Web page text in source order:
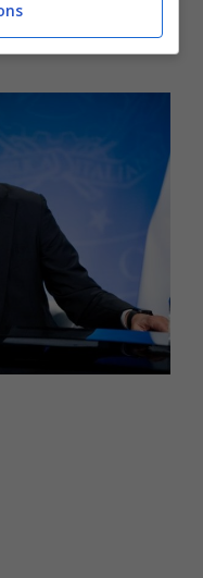
dal 7 mese di
più figli